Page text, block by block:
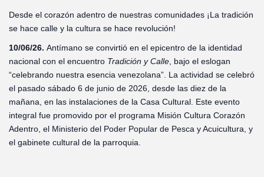
Desde el corazón adentro de nuestras comunidades ¡La tradición
se hace calle y la cultura se hace revolución!
10/06/26. Antímano se convirtió en el epicentro de la identidad
nacional con el encuentro Tradición y Calle , bajo el eslogan
“celebrando nuestra esencia venezolana”. La actividad se celebró
el pasado sábado 6 de junio de 2026, desde las diez de la
mañana, en las instalaciones de la Casa Cultural. Este evento
integral fue promovido por el programa Misión Cultura Corazón
Adentro, el Ministerio del Poder Popular de Pesca y Acuicultura, y
el gabinete cultural de la parroquia.